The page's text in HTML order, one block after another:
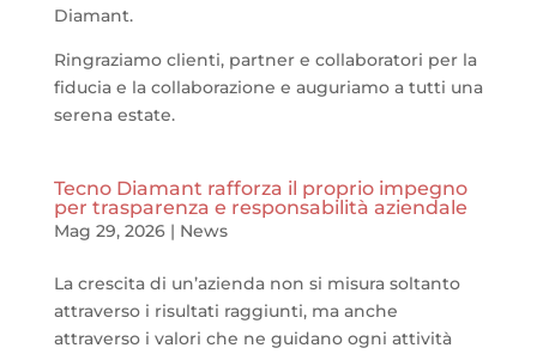
Diamant.
Ringraziamo clienti, partner e collaboratori per la
fiducia e la collaborazione e auguriamo a tutti una
serena estate.
Tecno Diamant rafforza il proprio impegno
per trasparenza e responsabilità aziendale
Mag 29, 2026| News
La crescita di un’azienda non si misura soltanto
attraverso i risultati raggiunti, ma anche
attraverso i valori che ne guidano ogni attività